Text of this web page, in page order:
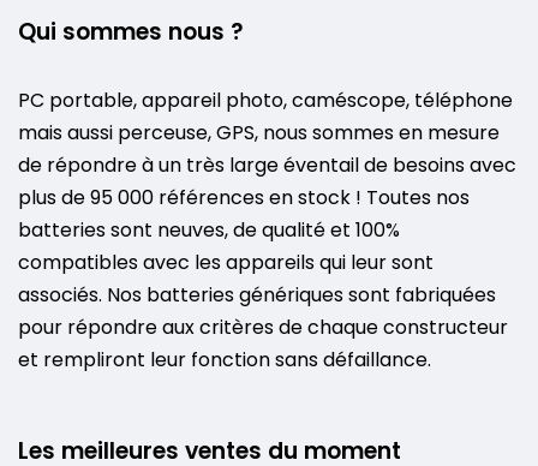
Qui sommes nous ?
PC portable, appareil photo, caméscope, téléphone
mais aussi perceuse, GPS, nous sommes en mesure
de répondre à un très large éventail de besoins avec
plus de 95 000 références en stock ! Toutes nos
batteries sont neuves, de qualité et 100%
compatibles avec les appareils qui leur sont
associés. Nos batteries génériques sont fabriquées
pour répondre aux critères de chaque constructeur
et rempliront leur fonction sans défaillance.
Les meilleures ventes du moment